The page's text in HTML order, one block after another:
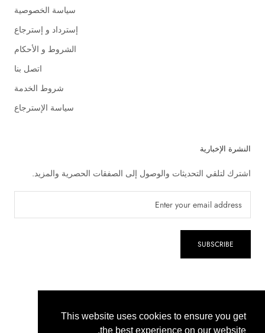
This website uses cookies to ensure you get
the best experience on our website.
This website uses cookies to ensure you get
the best experience on our website.
سياسة الخصوصية
إسترداد و إسترجاع
الشروط و الأحكام
اتصل بنا
شروط الخدمة
سياسة الإسترجاع
النشرة الإخبارية
اشترك لتلقي التحديثات والوصول إلى الصفقات الحصرية والمزيد.
SUBSCRIBE